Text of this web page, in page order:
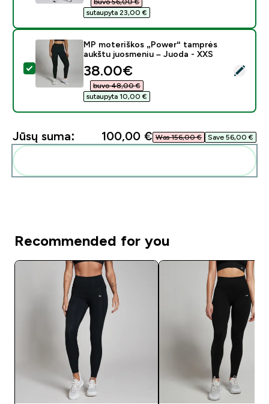
sutaupyta 23,00 €‎
Pasirinkti šį produktą - MP moteriškos „Power“
MP moteriškos „Power“ tamprės
aukštu juosmeniu – Juoda - XXS
discounted price
38.00€‎
buvo 48,00 €‎
sutaupyta 10,00 €‎
Jūsų suma: 100,00 €‎ Was 156,00 €‎ Save 56,00 €‎
Recommended for you